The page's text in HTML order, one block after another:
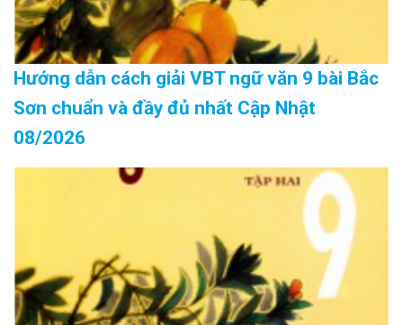
Hướng dẫn cách giải VBT ngữ văn 9 bài Bắc
Sơn chuẩn và đầy đủ nhất Cập Nhật
08/2026